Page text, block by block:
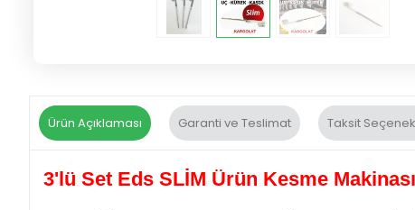
Ürün Açıklaması Garanti ve Teslimat Taksit
3'lü Set Eds SLİM Ürün Kesme